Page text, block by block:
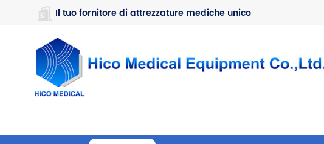
https://www.microsoft.com/en-us/microsoft-teams/log-in
Il tuo fornitore di attrezzature mediche unico